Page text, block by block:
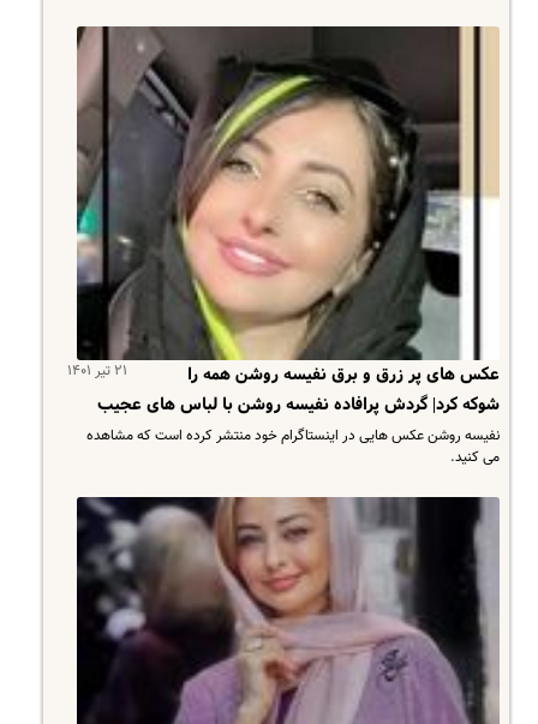
۲۱ تیر ۱۴۰۱
عکس های پر زرق و برق نفیسه روشن همه را
شوکه کرد| گردش پرافاده نفیسه روشن با لباس های عجیب
نفیسه روشن عکس هایی در اینستاگرام خود منتشر کرده است که مشاهده
می کنید.